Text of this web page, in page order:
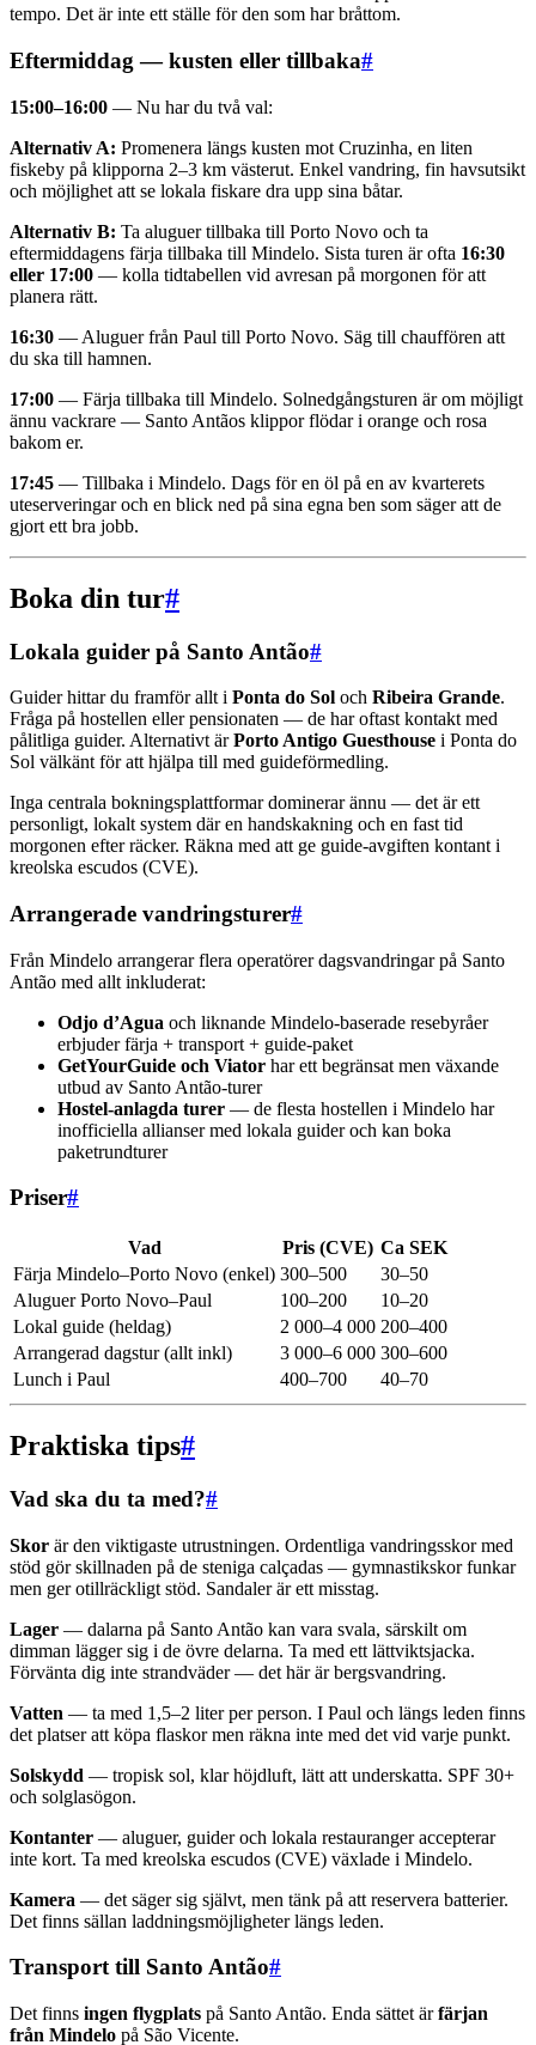
tempo. Det är inte ett ställe för den som har bråttom.
Eftermiddag — kusten eller tillbaka#
15:00–16:00 — Nu har du två val:
Alternativ A: Promenera längs kusten mot Cruzinha, en liten
fiskeby på klipporna 2–3 km västerut. Enkel vandring, fin havsutsikt
och möjlighet att se lokala fiskare dra upp sina båtar.
Alternativ B: Ta aluguer tillbaka till Porto Novo och ta
eftermiddagens färja tillbaka till Mindelo. Sista turen är ofta 16:30
eller 17:00 — kolla tidtabellen vid avresan på morgonen för att
planera rätt.
16:30 — Aluguer från Paul till Porto Novo. Säg till chauffören att
du ska till hamnen.
17:00 — Färja tillbaka till Mindelo. Solnedgångsturen är om möjligt
ännu vackrare — Santo Antãos klippor flödar i orange och rosa
bakom er.
17:45 — Tillbaka i Mindelo. Dags för en öl på en av kvarterets
uteserveringar och en blick ned på sina egna ben som säger att de
gjort ett bra jobb.
Boka din tur#
Lokala guider på Santo Antão#
Guider hittar du framför allt i Ponta do Sol och Ribeira Grande.
Fråga på hostellen eller pensionaten — de har oftast kontakt med
pålitliga guider. Alternativt ärPorto Antigo Guesthouse i Ponta do
Sol välkänt för att hjälpa till med guideförmedling.
Inga centrala bokningsplattformar dominerar ännu — det är ett
personligt, lokalt system där en handskakning och en fast tid
morgonen efter räcker. Räkna med att ge guide-avgiften kontant i
kreolska escudos (CVE).
Arrangerade vandringsturer#
Från Mindelo arrangerar flera operatörer dagsvandringar på Santo
Antão med allt inkluderat:
Odjo d’Agua och liknande Mindelo-baserade resebyråer
erbjuder färja + transport + guide-paket
GetYourGuide och Viator har ett begränsat men växande
utbud av Santo Antão-turer
Hostel-anlagda turer — de flesta hostellen i Mindelo har
inofficiella allianser med lokala guider och kan boka
paketrundturer
Priser#
Vad Pris (CVE) Ca SEK
Färja Mindelo–Porto Novo (enkel) 300–500
30–50
Aluguer Porto Novo–Paul
100–200
10–20
Lokal guide (heldag)
2 000–4 000 200–400
Arrangerad dagstur (allt inkl)
3 000–6 000 300–600
Lunch i Paul
400–700 40–70
Praktiska tips#
Vad ska du ta med?#
Skor är den viktigaste utrustningen. Ordentliga vandringsskor med
stöd gör skillnaden på de steniga calçadas — gymnastikskor funkar
men ger otillräckligt stöd. Sandaler är ett misstag.
Lager — dalarna på Santo Antão kan vara svala, särskilt om
dimman lägger sig i de övre delarna. Ta med ett lättviktsjacka.
Förvänta dig inte strandväder — det här är bergsvandring.
Vatten — ta med 1,5–2 liter per person. I Paul och längs leden finns
det platser att köpa flaskor men räkna inte med det vid varje punkt.
Solskydd — tropisk sol, klar höjdluft, lätt att underskatta. SPF 30+
och solglasögon.
Kontanter — aluguer, guider och lokala restauranger accepterar
inte kort. Ta med kreolska escudos (CVE) växlade i Mindelo.
Kamera — det säger sig självt, men tänk på att reservera batterier.
Det finns sällan laddningsmöjligheter längs leden.
Transport till Santo Antão#
Det finns ingen flygplats på Santo Antão. Enda sättet ärfärjan
från Mindelo på São Vicente.